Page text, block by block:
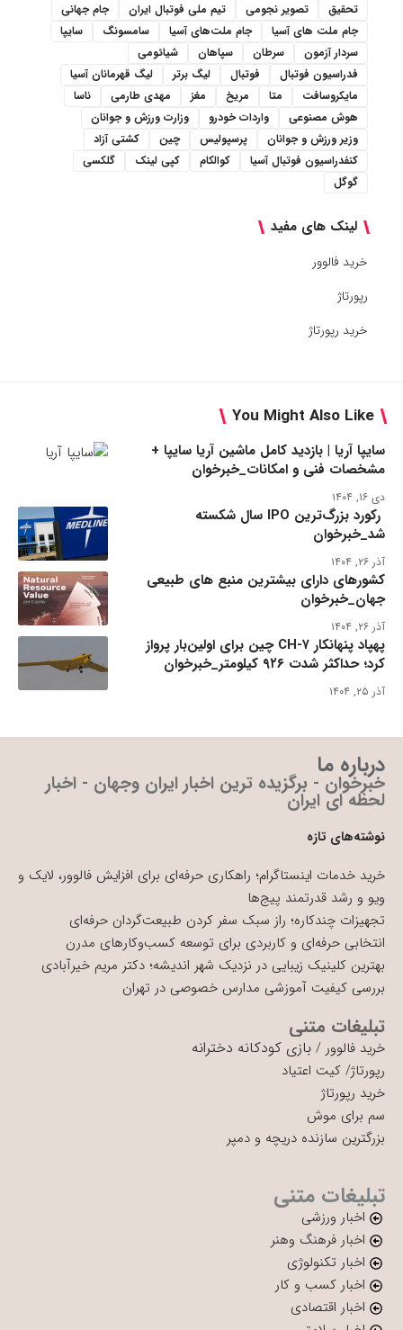
تحقیق
تصویر نجومی تیم ملی فوتبال ایران
جام جهانی
جام ملت های آسیا
جام ملت‌های آسیا سامسونگ
سایپا
سردار آزمون
سرطان سپاهان
شیائومی
فدراسیون فوتبال
فوتبال لیگ برتر
لیگ قهرمانان آسیا
مایکروسافت
متا مریخ مغز مهدی طارمی
ناسا
هوش مصنوعی
واردات خودرو
وزارت ورزش و جوانان
وزیر ورزش و جوانان
پرسپولیس چین
کشتی آزاد
کنفدراسیون فوتبال آسیا
کوالکام کپی لینک
گلکسی
گوگل
لینک های مفید
خرید فالوور
رپورتاژ
خرید رپورتاژ
You Might Also Like
سایپا آریا | بازدید کامل ماشین آریا سایپا +
مشخصات فنی و امکانات_خبرخوان
دی ۱۶, ۱۴۰۴
رکورد بزرگ‌ترین IPO سال شکسته
شد_خبرخوان
آذر ۲۶, ۱۴۰۴
کشورهای دارای بیشترین منبع های طبیعی
جهان_خبرخوان
آذر ۲۶, ۱۴۰۴
پهپاد پنهانکار CH-۷ چین برای اولین‌بار پرواز
کرد؛ حداکثر شدت ۹۲۶ کیلومتر_خبرخوان
آذر ۲۵, ۱۴۰۴
درباره ما
خبرخوان - برگزیده ترین اخبار ایران وجهان - اخبار
لحظه ای ایران
نوشته‌های تازه
خرید خدمات اینستاگرام؛ راهکاری حرفه‌ای برای افزایش فالوور، لایک و
ویو و رشد قدرتمند پیج‌ها
تجهیزات چندکاره؛ راز سبک سفر کردن طبیعت‌گردان حرفه‌ای
انتخابی حرفه‌ای و کاربردی برای توسعه کسب‌وکارهای مدرن
بهترین کلینیک زیبایی در نزدیک شهر اندیشه؛ دکتر مریم خیرآبادی
بررسی کیفیت آموزشی مدارس خصوصی در تهران
تبلیغات متنی
خرید فالوور / بازی کودکانه دخترانه
رپورتاژ/ کیت اعتیاد
خرید رپورتاژ
سم برای موش
بزرگترین سازنده دریچه و دمپر
تبلیغات متنی
اخبار ورزشی
اخبار فرهنگ وهنر
اخبار تکنولوژی
اخبار کسب و کار
اخبار اقتصادی